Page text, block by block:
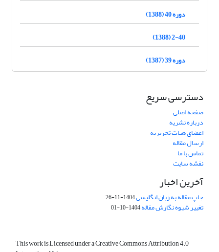
دوره 40 (1388)
2-40 (1388)
دوره 39 (1387)
دسترسی سریع
صفحه اصلی
درباره نشریه
اعضای هیات تحریریه
ارسال مقاله
تماس با ما
نقشه سایت
آخرین اخبار
چاپ مقاله به زبان انگلیسی1404-11-26
تغییر شیوه نگارش مقاله1404-10-01
This work is Licensed under a Creative Commons Attribution 4.0